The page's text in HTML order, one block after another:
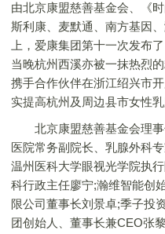
由北京康盟慈善基金会、《
斯利康、麦默通、南方基因
上，爱康集团第十一次发布
当晚杭州西溪亦被一抹热烈
携手合作伙伴在浙江绍兴市
实提高杭州及周边县市女性乳
北京康盟慈善基金会理事
医院常务副院长、乳腺外科
温州医科大学眼视光学院执
科行政主任廖宁;瀚维智能创
限公司董事长刘景卓;季子投
团创始人、董事长兼CEO张